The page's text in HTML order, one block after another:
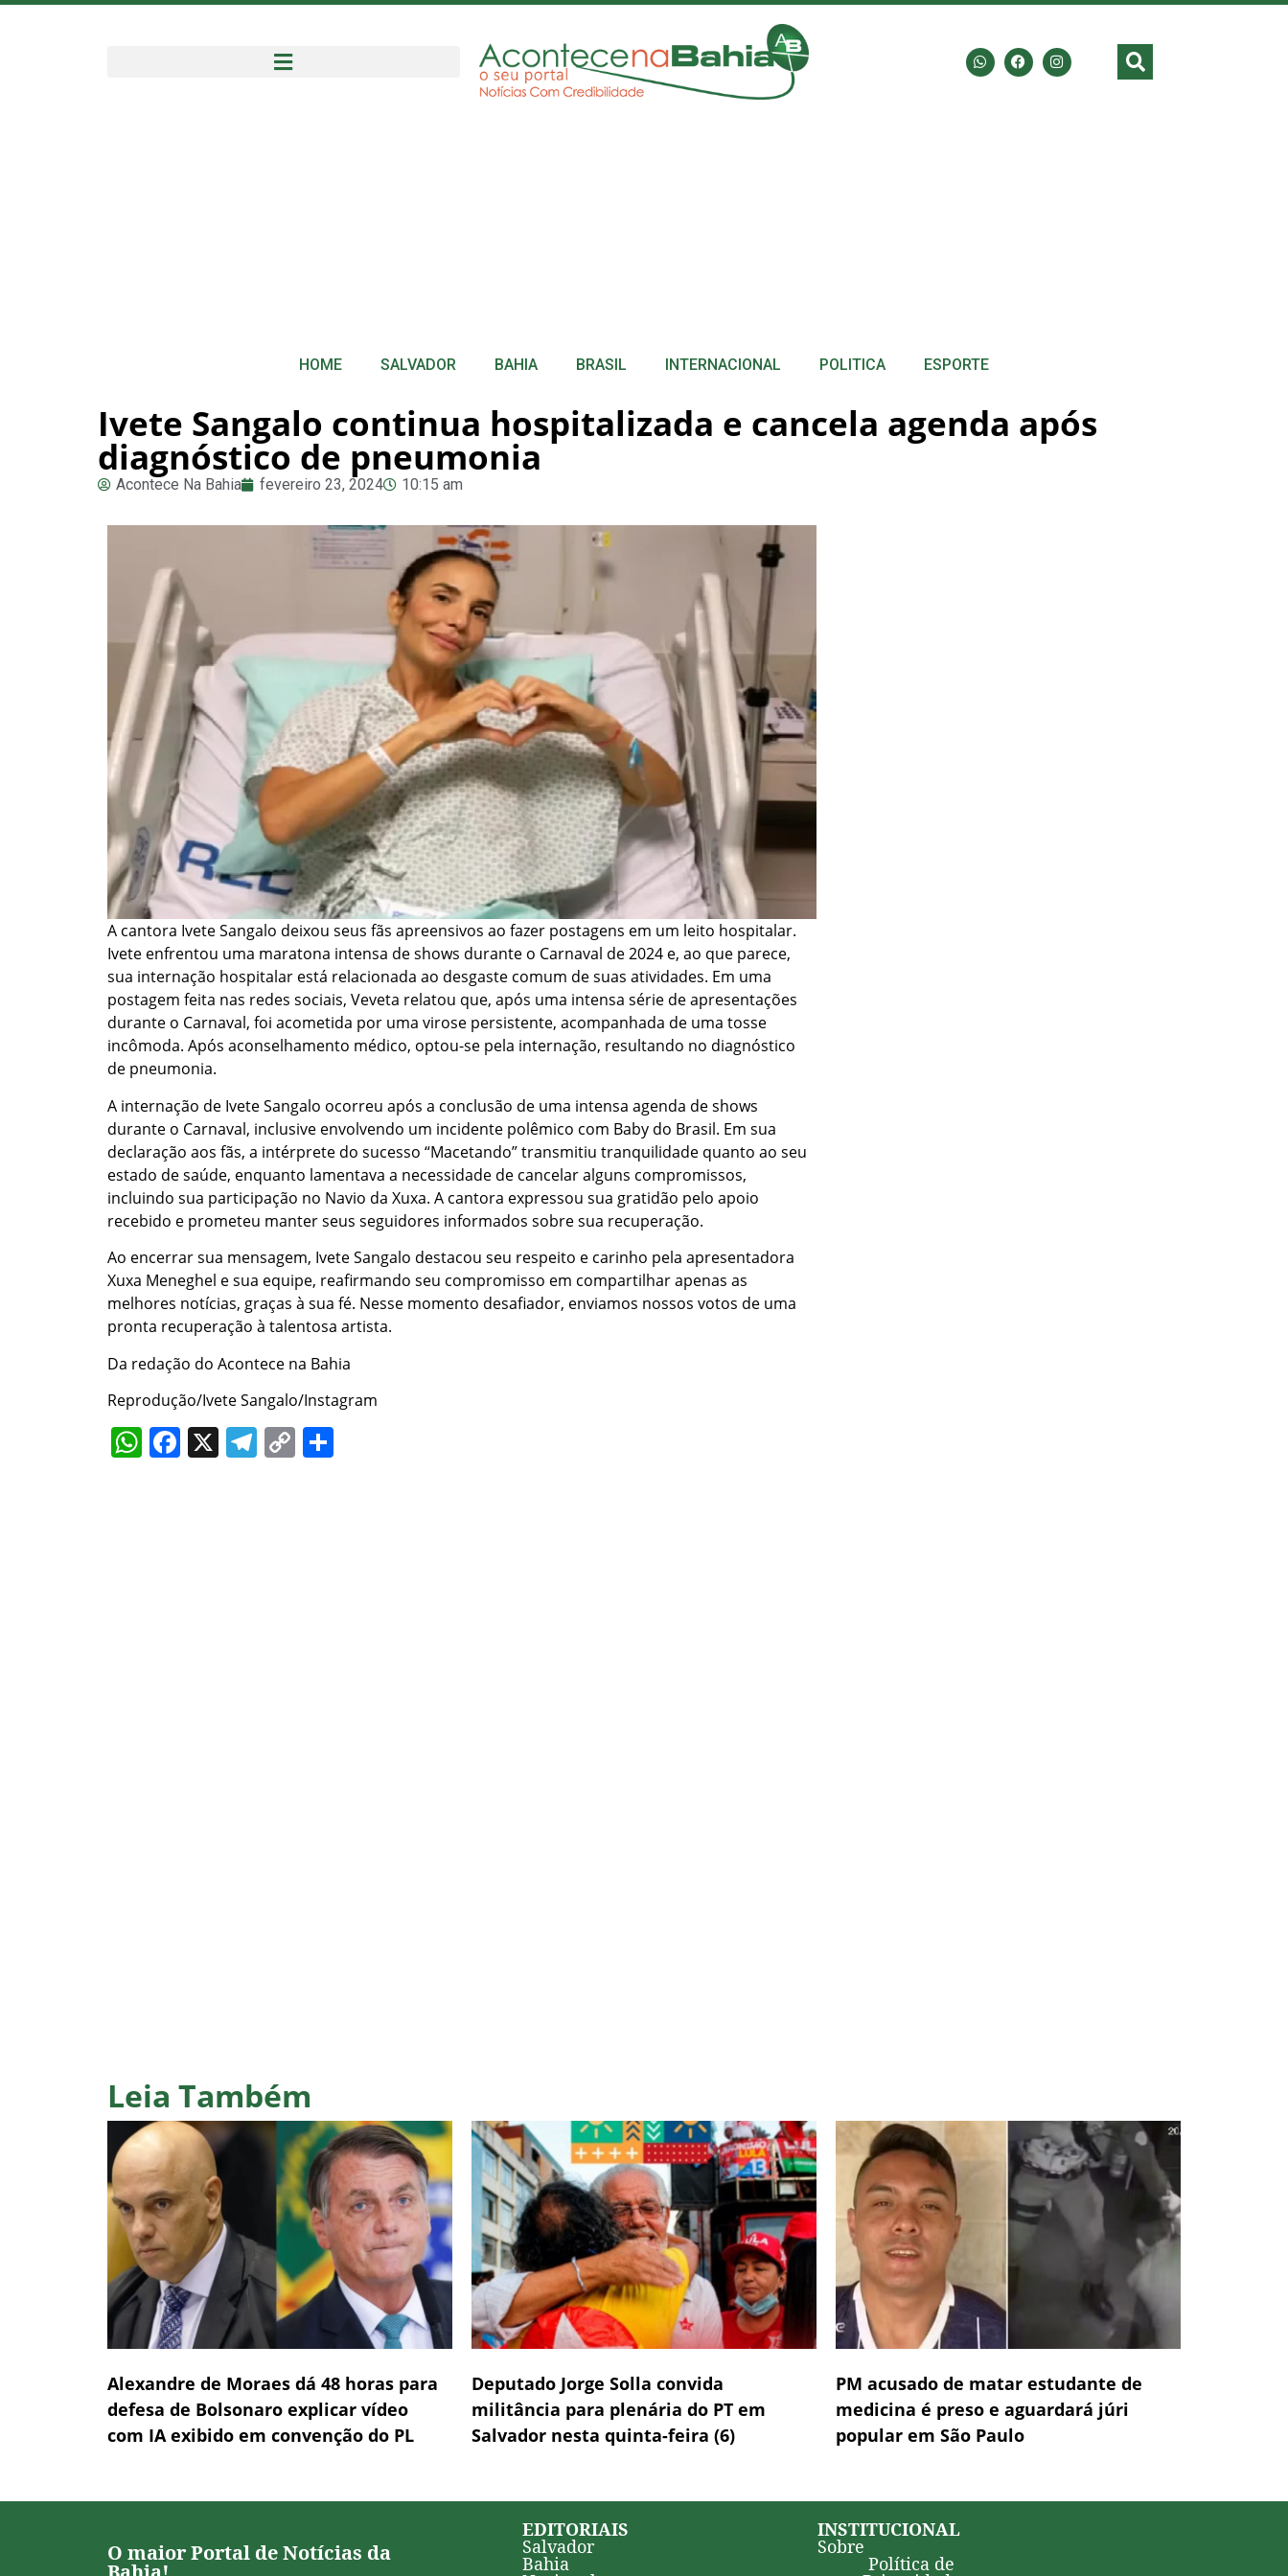
HOME SALVADOR BAHIA BRASIL INTERNACIONAL POLITICA ESPORTE
Ivete Sangalo continua hospitalizada e cancela agenda após
diagnóstico de pneumonia
Acontece Na Bahia fevereiro 23, 2024 10:15 am
A cantora Ivete Sangalo deixou seus fãs apreensivos ao fazer postagens em um leito hospitalar.
Ivete enfrentou uma maratona intensa de shows durante o Carnaval de 2024 e, ao que parece,
sua internação hospitalar está relacionada ao desgaste comum de suas atividades. Em uma
postagem feita nas redes sociais, Veveta relatou que, após uma intensa série de apresentações
durante o Carnaval, foi acometida por uma virose persistente, acompanhada de uma tosse
incômoda. Após aconselhamento médico, optou-se pela internação, resultando no diagnóstico
de pneumonia.
A internação de Ivete Sangalo ocorreu após a conclusão de uma intensa agenda de shows
durante o Carnaval, inclusive envolvendo um incidente polêmico com Baby do Brasil. Em sua
declaração aos fãs, a intérprete do sucesso “Macetando” transmitiu tranquilidade quanto ao seu
estado de saúde, enquanto lamentava a necessidade de cancelar alguns compromissos,
incluindo sua participação no Navio da Xuxa. A cantora expressou sua gratidão pelo apoio
recebido e prometeu manter seus seguidores informados sobre sua recuperação.
Ao encerrar sua mensagem, Ivete Sangalo destacou seu respeito e carinho pela apresentadora
Xuxa Meneghel e sua equipe, reafirmando seu compromisso em compartilhar apenas as
melhores notícias, graças à sua fé. Nesse momento desafiador, enviamos nossos votos de uma
pronta recuperação à talentosa artista.
Da redação do Acontece na Bahia
Reprodução/Ivete Sangalo/Instagram
WhatsApp
Facebook
X Telegram
Copy
Leia Também
Alexandre de Moraes dá 48 horas para
defesa de Bolsonaro explicar vídeo
com IA exibido em convenção do PL
Deputado Jorge Solla convida
militância para plenária do PT em
Salvador nesta quinta-feira (6)
PM acusado de matar estudante de
medicina é preso e aguardará júri
popular em São Paulo
O maior Portal de Notícias da
EDITORIAIS
Salvador
Bahia
INSTITUCIONAL
Sobre
Política de